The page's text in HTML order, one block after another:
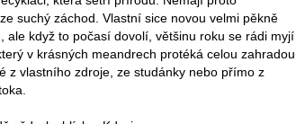
suchý záchod. Vlastní sice novou velmi pěkně
ale když to počasí dovolí, většinu roku se rádi myjí
v krásných meandrech protéká celou zahradou.
z vlastního zdroje, ze studánky nebo přímo z